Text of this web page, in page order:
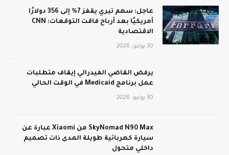
عاجل: سهم تيري يقفز 7% إلى 356 دولارًا
أمريكيًا بعد أرباح فاقت التوقعات: CNN
الاقتصادية
30 يوليو، 2026
يرفض القاضي الفيدرالي إيقاف متطلبات
عمل برنامج Medicaid في الوقت الحالي
30 يوليو، 2026
SkyNomad N90 Max من Xiaomi عبارة عن
سيارة كهربائية طويلة المدى ذات تصميم
داخلي متحول